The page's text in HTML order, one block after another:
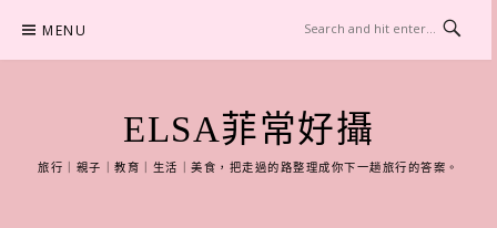
content
MENU
ELSA菲常好攝
旅行｜親子｜教育｜生活｜美食，把走過的路整理成你下一趟旅行的答案。